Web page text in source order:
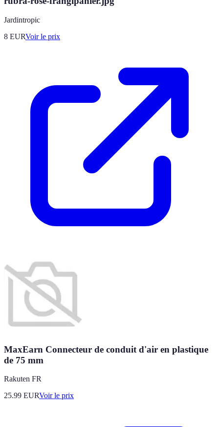
Jardintropic
8 EURVoir le prix
MaxEarn Connecteur de conduit d'air en plastique
de 75 mm
Rakuten FR
25.99 EURVoir le prix